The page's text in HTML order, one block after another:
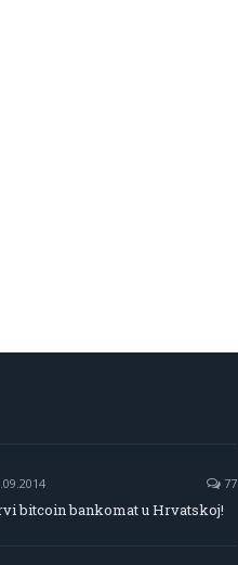
77
bitcoin bankomat u Hrvatskoj!